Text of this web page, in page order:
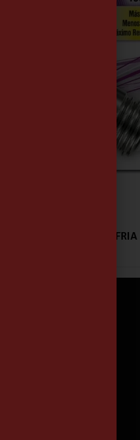
10,8W E27 1100 LUM FRIA